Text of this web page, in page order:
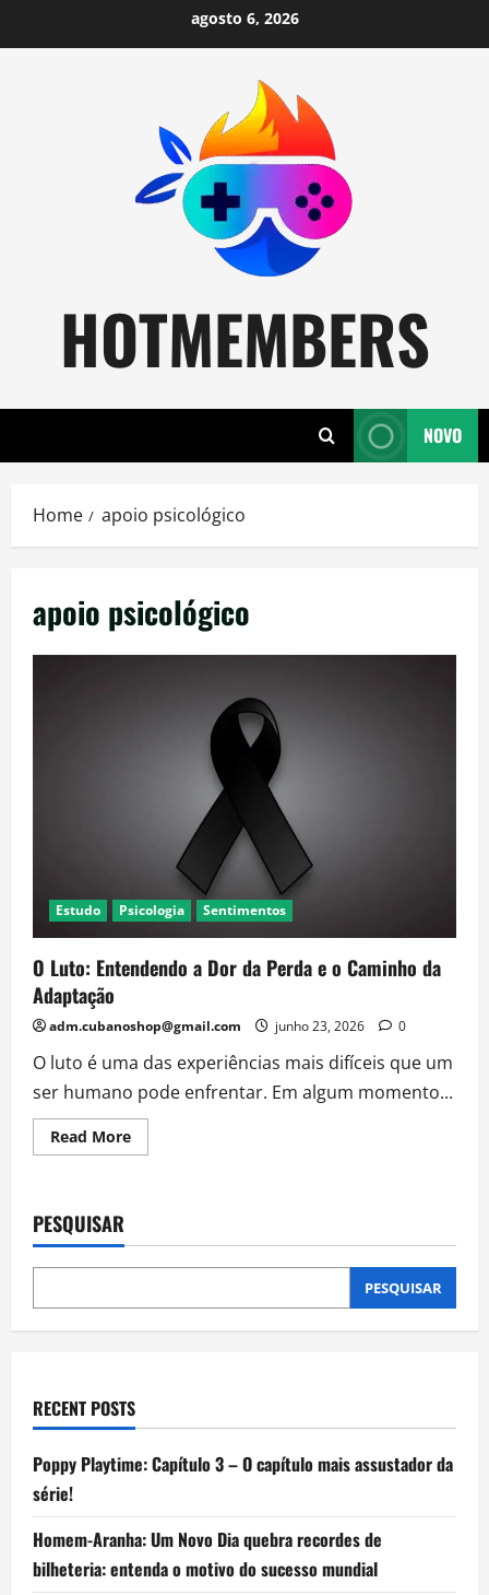
to
agosto 6, 2026
HOTMEMBERS
NOVO
Home apoio psicológico
apoio psicológico
Estudo Psicologia Sentimentos
O Luto: Entendendo a Dor da Perda e o Caminho da
Adaptação
adm.cubanoshop@gmail.com junho 23, 2026 0
O luto é uma das experiências mais difíceis que um
ser humano pode enfrentar. Em algum momento...
Read MoreRead
more
Dor
Perda
o
da
PESQUISAR
PESQUISAR
RECENT POSTS
Poppy Playtime: Capítulo 3 – O capítulo mais assustador da
série!
Homem-Aranha: Um Novo Dia quebra recordes de
bilheteria: entenda o motivo do sucesso mundial